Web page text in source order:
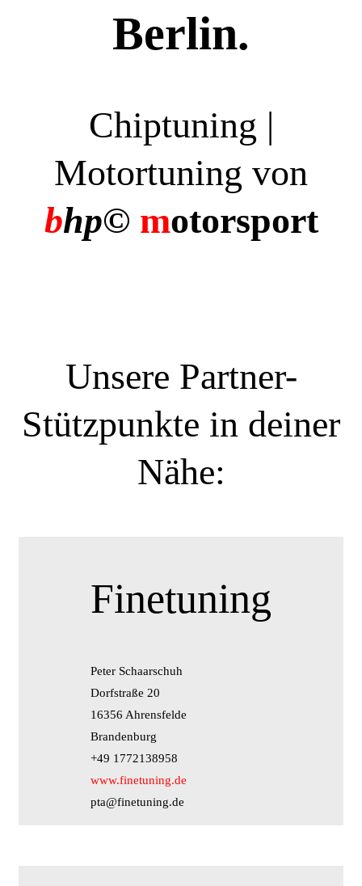
Berlin.
Chiptuning |
Motortuning von
bhp© motorsport
Unsere Partner-
Stützpunkte in deiner
Nähe:
Finetuning
Peter Schaarschuh
Dorfstraße 20
16356 Ahrensfelde
Brandenburg
+49 1772138958
www.finetuning.de
pta@finetuning.de